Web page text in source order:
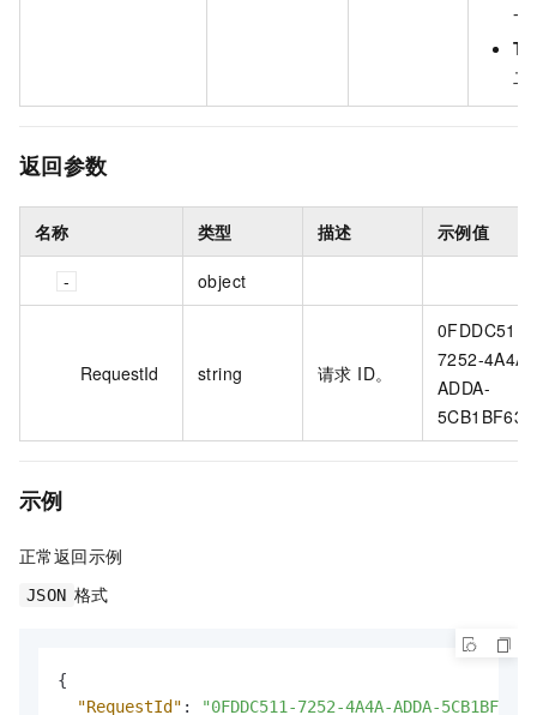
一
二
返回参数
名称 类型 描述 示例值
object
RequestId string 请求 ID。
0FDDC511-
7252-4A4A-
ADDA-
示例
正常返回示例
JSON 格式
{
"RequestId" : "0FDDC511-7252-4A4A-ADDA-